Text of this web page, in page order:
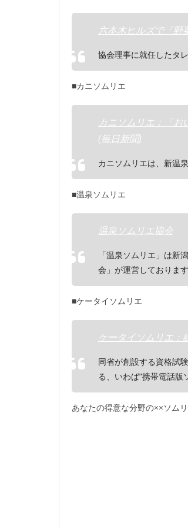
六本木ヒルズで「野
協会理事に就任したタ
■カニソムリエ
カニソムリエ：「
(毎日新聞)
カニソムリエは、新温
■温泉ソムリエ
温泉ソムリエ協会
「温泉ソムリエ」は新
会」が運営しております
■ケータイソムリエ
ケータイソムリエ：
同省が創設する資格試
る、いわば”携帯電話版
あなたの得意な分野の××ソム